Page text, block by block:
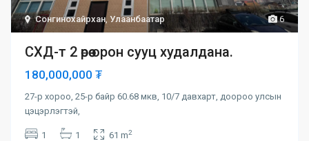
6
Сонгинохайрхан,Улаанбаатар
СХД-т 2 өрөө орон сууц худалдана.
180,000,000 ₮
27-р хороо, 25-р байр 60.68 мкв, 10/7 давхарт, доороо улсын
цэцэрлэгтэй,
1 1 61 m2